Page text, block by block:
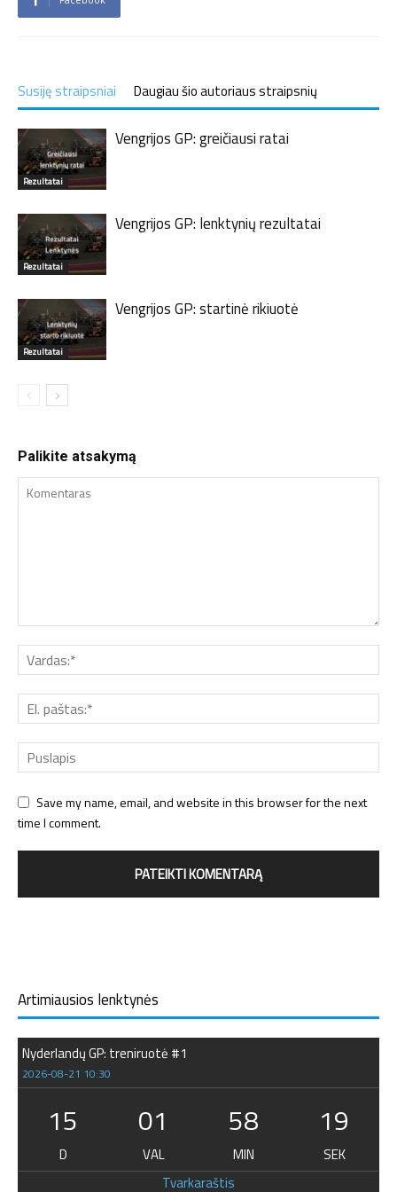
Susiję straipsniai Daugiau šio autoriaus straipsnių
Rezultatai
Vengrijos GP: greičiausi ratai
Rezultatai
Vengrijos GP: lenktynių rezultatai
Rezultatai
Vengrijos GP: startinė rikiuotė
Palikite atsakymą
Save my name, email, and website in this browser for the next
time I comment.
Artimiausios lenktynės
Nyderlandų GP: treniruotė #1
2026-08-21 10:30
15
D
01
VAL
58
MIN
19
SEK
Tvarkaraštis